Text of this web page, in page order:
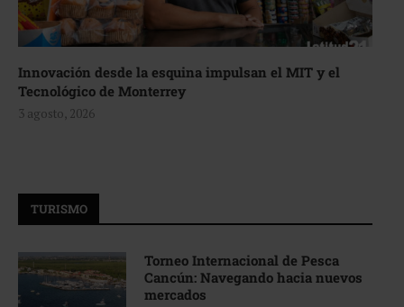
Innovación desde la esquina impulsan el MIT y el
Tecnológico de Monterrey
3 agosto, 2026
TURISMO
Torneo Internacional de Pesca
Cancún: Navegando hacia nuevos
mercados